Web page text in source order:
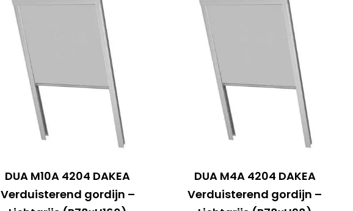
DUA M10A 4204 DAKEA
Verduisterend gordijn –
DUA M4A 4204 DAKEA
Verduisterend gordijn –